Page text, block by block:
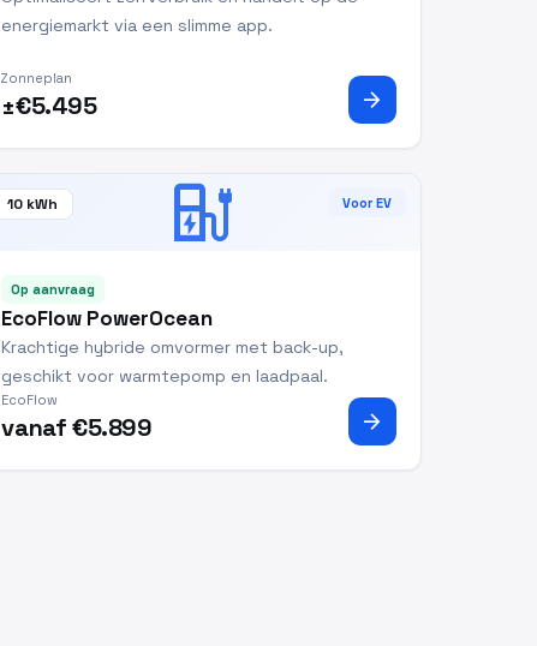
energiemarkt via een slimme app.
Zonneplan
±€5.495 arrow_forward
ev_station
10 kWh Voor EV
Op aanvraag
EcoFlow PowerOcean
Krachtige hybride omvormer met back-up,
geschikt voor warmtepomp en laadpaal.
EcoFlow
vanaf €5.899 arrow_forward